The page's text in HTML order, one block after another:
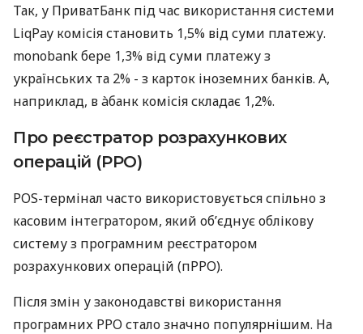
Так, у ПриватБанк під час використання системи
LiqPay комісія становить 1,5% від суми платежу.
monobank бере 1,3% від суми платежу з
українських та 2% - з карток іноземних банків. А,
наприклад, в àбанк комісія складає 1,2%.
Про реєстратор розрахункових
операцій (РРО)
POS-термінал часто використовується спільно з
касовим інтегратором, який об’єднує облікову
систему з програмним реєстратором
розрахункових операцій (пРРО).
Після змін у законодавстві використання
програмних РРО стало значно популярнішим. На